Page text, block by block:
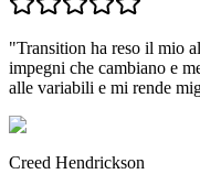
"Transition ha reso il mio
impegni che cambiano e
alle variabili e mi rende
Creed Hendrickson